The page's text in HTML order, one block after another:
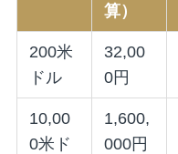
算）
200米
ドル
32,00
0円
10,00
0米ド
1,600,
000円